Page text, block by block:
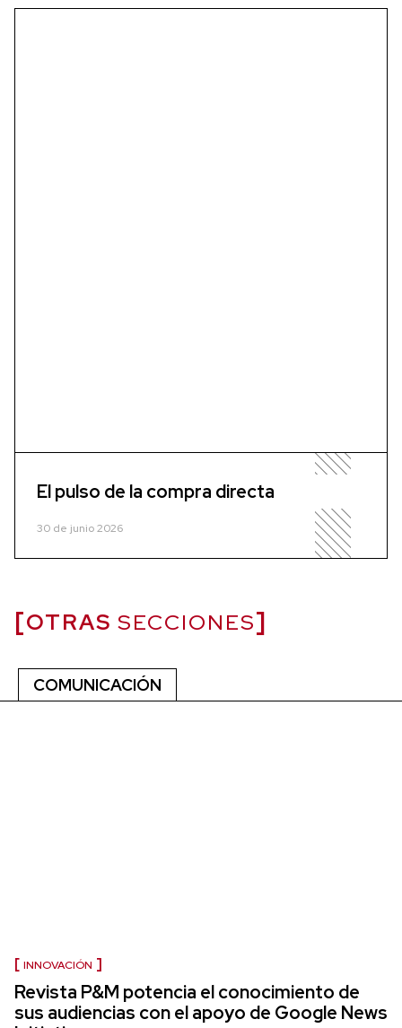
El pulso de la compra directa
30 de junio 2026
OTRAS SECCIONES
COMUNICACIÓN
INNOVACIÓN
Revista P&M potencia el conocimiento de
sus audiencias con el apoyo de Google News